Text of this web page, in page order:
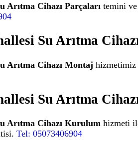
Arıtma Cihazı Parçaları temini ve
Su Arıtma
Arıtma Cihazı Montaj hizmetimiz
Su Arıtma
Arıtma Cihazı Kurulum hizmeti
Tel: 05073406904